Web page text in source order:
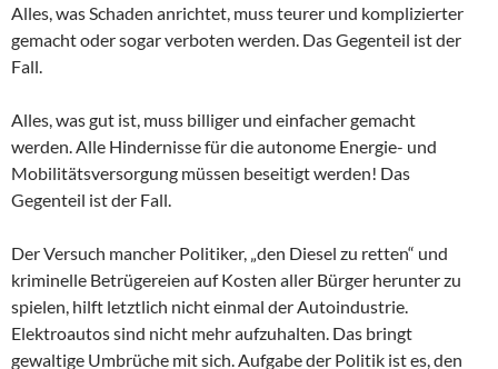
Alles, was Schaden anrichtet, muss teurer und komplizierter
gemacht oder sogar verboten werden. Das Gegenteil ist der
Fall.
Alles, was gut ist, muss billiger und einfacher gemacht
werden. Alle Hindernisse für die autonome Energie- und
Mobilitätsversorgung müssen beseitigt werden! Das
Gegenteil ist der Fall.
Der Versuch mancher Politiker, „den Diesel zu retten“ und
kriminelle Betrügereien auf Kosten aller Bürger herunter zu
spielen, hilft letztlich nicht einmal der Autoindustrie.
Elektroautos sind nicht mehr aufzuhalten. Das bringt
gewaltige Umbrüche mit sich. Aufgabe der Politik ist es, den